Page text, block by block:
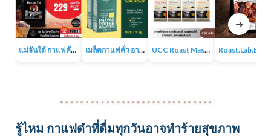
แม่จันใต้ กาแฟคั่ว หอม เข้ม เมล็ดกาแฟคั่ว อาราบิก้า 100% 1KG UCC Roast Master กาแฟคั่วบด 250 ก.
➔
รู้ไหม กาแฟดำที่ดื่มทุกวันอาจทำร้ายสุขภาพ